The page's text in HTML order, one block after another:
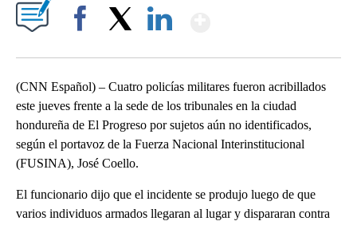
(CNN Español) – Cuatro policías militares fueron acribillados
este jueves frente a la sede de los tribunales en la ciudad
hondureña de El Progreso por sujetos aún no identificados,
según el portavoz de la Fuerza Nacional Interinstitucional
(FUSINA), José Coello.
El funcionario dijo que el incidente se produjo luego de que
varios individuos armados llegaran al lugar y dispararan contra